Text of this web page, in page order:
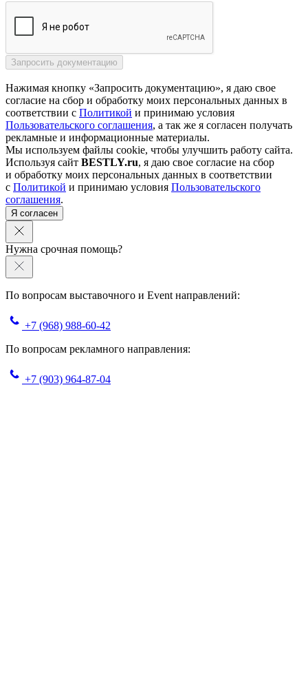
Нажимая кнопку «Запросить документацию», я даю свое
согласие на сбор и обработку моих персональных данных в
соответствии с Политикой и принимаю условия
Пользовательского соглашения, а так же я согласен получать
рекламные и информационные материалы.
Мы используем файлы cookie, чтобы улучшить работу сайта.
Используя сайт BESTLY.ru, я даю свое согласие на сбор
и обработку моих персональных данных в соответствии
с Политикой и принимаю условия Пользовательского
соглашения.
Я согласен
Нужна срочная помощь?
По вопросам выставочного и Event направлений:
+7 (968) 988-60-42
По вопросам рекламного направления:
+7 (903) 964-87-04